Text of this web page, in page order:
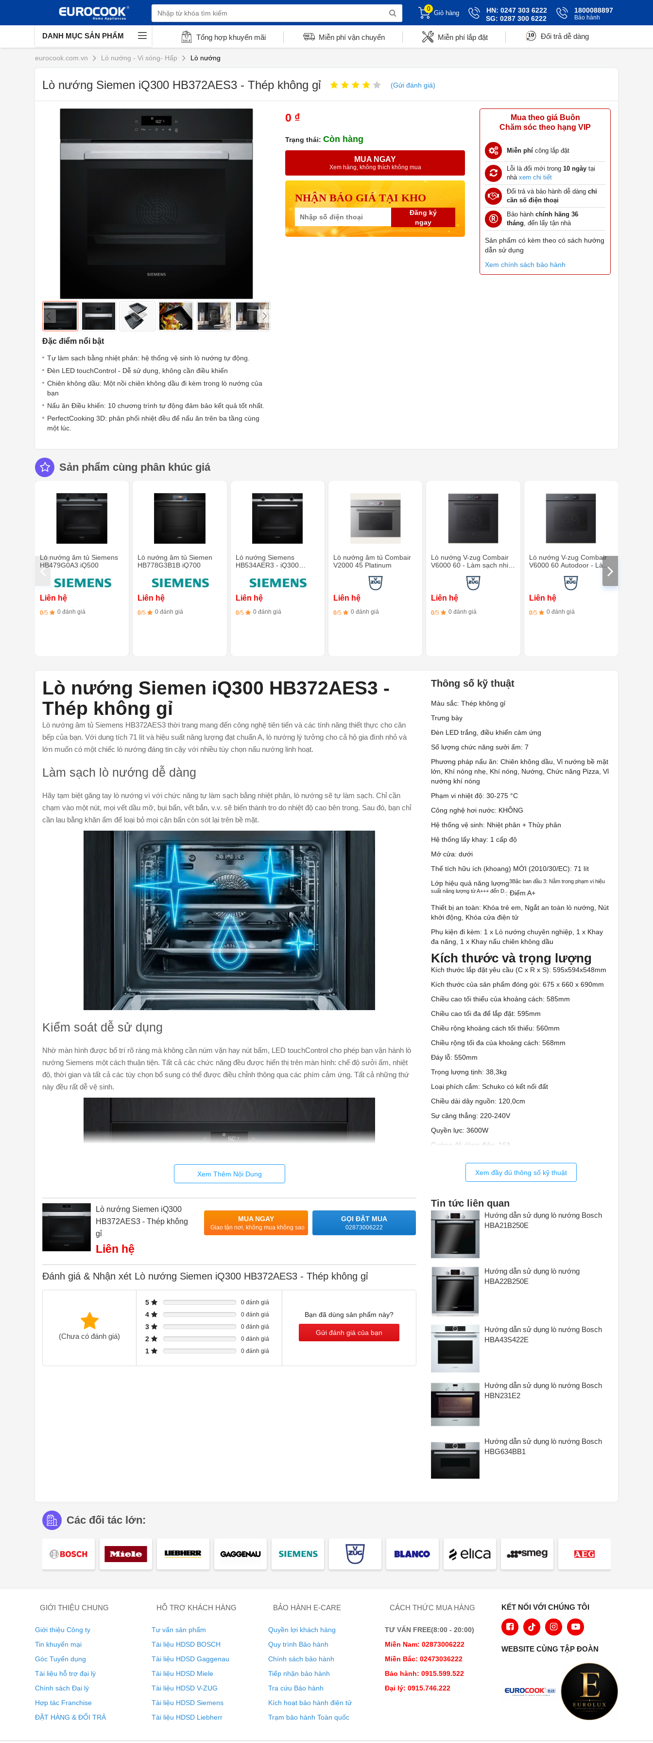
0
Giỏ hàng
HN: 0247 303 6222
SG: 0287 300 6222
1800088897
Bảo hành
DANH MỤC SẢN PHẨM Tổng hợp khuyến mãi Miễn phí vận chuyển Miễn phí lắp đặt Đổi trả dễ dàng
eurocook.com.vn Lò nướng - Vi sóng- Hấp Lò nướng
Lò nướng Siemen iQ300 HB372AES3 - Thép không gỉ (Gửi đánh giá)
Đặc điểm nổi bật
Tự làm sạch bằng nhiệt phân: hệ thống vệ sinh lò nướng tự động.
Đèn LED touchControl - Dễ sử dụng, không cần điều khiển
Chiên không dầu: Một nồi chiên không dầu đi kèm trong lò nướng của
bạn
Nấu ăn Điều khiển: 10 chương trình tự động đảm bảo kết quả tốt nhất.
PerfectCooking 3D: phân phối nhiệt đều để nấu ăn trên ba tầng cùng
một lúc.
0 ₫
Trạng thái: Còn hàng
MUA NGAY
Xem hàng, không thích không mua
NHẬN BÁO GIÁ TẠI KHO
Đăng ký
ngay
Mua theo giá Buôn
Chăm sóc theo hạng VIP
Miễn phí công lắp đặt
Lỗi là đổi mới trong 10 ngày tại
nhà xem chi tiết
Đổi trả và bảo hành dễ dàng chỉ
cần số điện thoại
Bảo hành chính hãng 36
tháng, đến lấy tận nhà
Sản phẩm có kèm theo có sách hướng
dẫn sử dụng
Xem chính sách bảo hành
Sản phẩm cùng phân khúc giá
Lò nướng âm tủ Siemens
HB479G0A3 iQ500
Liên hệ
0/5 0 đánh giá
Lò nướng âm tủ Siemen
HB778G3B1B iQ700
Liên hệ
0/5 0 đánh giá
Lò nướng Siemens
HB534AER3 - iQ300
Liên hệ
0/5 0 đánh giá
Lò nướng âm tủ Combair
V2000 45 Platinum
Liên hệ
0/5 0 đánh giá
Lò nướng V-zug Combair
V6000 60 - Làm sạch nhiệt
Liên hệ
0/5 0 đánh giá
Lò nướng V-zug Combair
V6000 60 Autodoor - Làm
Liên hệ
0/5 0 đánh giá
Lò nướng Siemen iQ300 HB372AES3 -
Thép không gỉ
Lò nướng âm tủ Siemens HB372AES3 thời trang mang đến công nghệ tiên tiến và các tính năng thiết thực cho căn
bếp của bạn. Với dung tích 71 lít và hiệu suất năng lượng đạt chuẩn A, lò nướng lý tưởng cho cả hộ gia đình nhỏ và
lớn muốn có một chiếc lò nướng đáng tin cậy với nhiều tùy chọn nấu nướng linh hoạt.
Làm sạch lò nướng dễ dàng
Hãy tạm biệt găng tay lò nướng vì với chức năng tự làm sạch bằng nhiệt phân, lò nướng sẽ tự làm sạch. Chỉ cần
chạm vào một nút, mọi vết dầu mỡ, bụi bẩn, vết bắn, v.v. sẽ biến thành tro do nhiệt độ cao bên trong. Sau đó, bạn chỉ
cần lau bằng khăn ẩm để loại bỏ mọi cặn bẩn còn sót lại trên bề mặt.
Kiểm soát dễ sử dụng
Nhờ màn hình được bố trí rõ ràng mà không cần núm vặn hay nút bấm, LED touchControl cho phép bạn vận hành lò
nướng Siemens một cách thuận tiện. Tất cả các chức năng đều được hiển thị trên màn hình: chế độ sưởi ấm, nhiệt
độ, thời gian và tất cả các tùy chọn bổ sung có thể được điều chỉnh thông qua các phím cảm ứng. Tất cả những thứ
này đều rất dễ vệ sinh.
Thiết kế thanh ray di chuyển dễ dàng và an toàn
Với thanh ray dạng ống lồng, khay và giá đỡ có thể dễ dàng lấy ra khỏi lò, đồng thời thanh ray giữ chúng cố định tại
một vị trí. Bằng cách này, bạn có thể tận hưởng trải nghiệm từ đầu đến cuối.
Chức năng perfectCooking 3D
một lúc, tiết kiệm thời gian và tận dụng tối đa mỗi lần bật lò nướng.
Xem Thêm Nội Dung
Lò nướng Siemen iQ300
HB372AES3 - Thép không
gỉ
Liên hệ
MUA NGAY
Giao tận nơi, không mua không sao
GỌI ĐẶT MUA
02873006222
Đánh giá & Nhận xét Lò nướng Siemen iQ300 HB372AES3 - Thép không gỉ
(Chưa có đánh giá)
5 0 đánh giá
4 0 đánh giá
3 0 đánh giá
2 0 đánh giá
1 0 đánh giá
Bạn đã dùng sản phẩm này?
Gửi đánh giá của bạn
Thông số kỹ thuật
Màu sắc: Thép không gỉ
Trưng bày
Đèn LED trắng, điều khiển cảm ứng
Số lượng chức năng sưởi ấm: 7
Phương pháp nấu ăn: Chiên không dầu, Vỉ nướng bề mặt
lớn, Khí nóng nhẹ, Khí nóng, Nướng, Chức năng Pizza, Vỉ
nướng khí nóng
Phạm vi nhiệt độ: 30-275 °C
Công nghệ hơi nước: KHÔNG
Hệ thống vệ sinh: Nhiệt phân + Thủy phân
Hệ thống lấy khay: 1 cấp độ
Mở cửa: dưới
Thể tích hữu ích (khoang) MỚI (2010/30/EC): 71 lít
Lớp hiệu quả năng lượng3Bậc ban đầu 3: Nằm trong phạm vi hiệu
suất năng lượng từ A+++ đến D. : Điểm A+
Thiết bị an toàn: Khóa trẻ em, Ngắt an toàn lò nướng, Nút
khởi động, Khóa cửa điện tử
Phụ kiện đi kèm: 1 x Lò nướng chuyên nghiệp, 1 x Khay
đa năng, 1 x Khay nấu chiên không dầu
Kích thước và trọng lượng
Kích thước lắp đặt yêu cầu (C x R x S): 595x594x548mm
Kích thước của sản phẩm đóng gói: 675 x 660 x 690mm
Chiều cao tối thiểu của khoảng cách: 585mm
Chiều cao tối đa để lắp đặt: 595mm
Chiều rộng khoảng cách tối thiểu: 560mm
Chiều rộng tối đa của khoảng cách: 568mm
Đáy lỗ: 550mm
Trọng lượng tịnh: 38,3kg
Loại phích cắm: Schuko có kết nối đất
Chiều dài dây nguồn: 120,0cm
Sự căng thẳng: 220-240V
Quyền lực: 3600W
Cường độ dòng điện: 16A
Xem đầy đủ thông số kỹ thuật
Tin tức liên quan
Hướng dẫn sử dụng lò nướng Bosch
HBA21B250E
Hướng dẫn sử dụng lò nướng
HBA22B250E
Hướng dẫn sử dụng lò nướng Bosch
HBA43S422E
Hướng dẫn sử dụng lò nướng Bosch
HBN231E2
Hướng dẫn sử dụng lò nướng Bosch
HBG634BB1
Các đối tác lớn:
GIỚI THIỆU CHUNG
Giới thiệu Công ty
Tin khuyến mại
Góc Tuyển dụng
Tài liệu hỗ trợ đại lý
Chính sách Đại lý
Hợp tác Franchise
ĐẶT HÀNG & ĐỔI TRẢ
HỖ TRỢ KHÁCH HÀNG
Tư vấn sản phẩm
Tài liệu HDSD BOSCH
Tài liệu HDSD Gaggenau
Tài liệu HDSD Miele
Tài liệu HDSD V-ZUG
Tài liệu HDSD Siemens
Tài liệu HDSD Liebherr
BẢO HÀNH E-CARE
Quyền lợi khách hàng
Quy trình Bảo hành
Chính sách bảo hành
Tiếp nhận bảo hành
Tra cứu Bảo hành
Kích hoạt bảo hành điện tử
Trạm bảo hành Toàn quốc
CÁCH THỨC MUA HÀNG
TƯ VẤN FREE(8:00 - 20:00)
Miền Nam: 02873006222
Miền Bắc: 02473036222
Bảo hành: 0915.599.522
Đại lý: 0915.746.222
KẾT NỐI VỚI CHÚNG TÔI
WEBSITE CÙNG TẬP ĐOÀN